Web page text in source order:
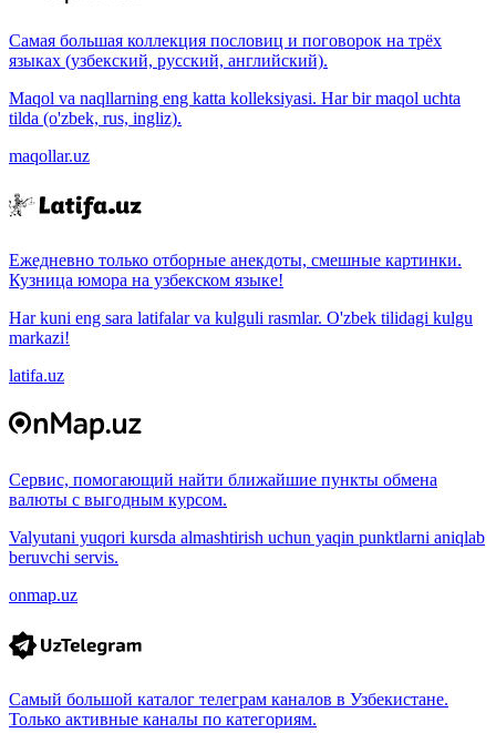
Самая большая коллекция пословиц и поговорок на трёх
языках (узбекский, русский, английский).
Maqol va naqllarning eng katta kolleksiyasi. Har bir maqol uchta
tilda (o'zbek, rus, ingliz).
maqollar.uz
Ежедневно только отборные анекдоты, смешные картинки.
Кузница юмора на узбекском языке!
Har kuni eng sara latifalar va kulguli rasmlar. O'zbek tilidagi kulgu
markazi!
latifa.uz
Сервис, помогающий найти ближайшие пункты обмена
валюты с выгодным курсом.
Valyutani yuqori kursda almashtirish uchun yaqin punktlarni aniqlab
beruvchi servis.
onmap.uz
Самый большой каталог телеграм каналов в Узбекистане.
Только активные каналы по категориям.